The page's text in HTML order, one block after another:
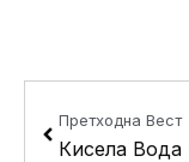
Претходна Вест